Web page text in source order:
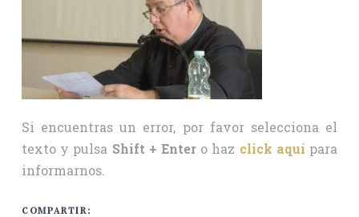
Si encuentras un error, por favor selecciona el
texto y pulsa Shift + Enter o haz click aquí para
informarnos.
COMPARTIR: